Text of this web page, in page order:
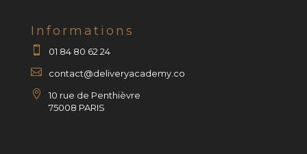
Informations

01 84 80 62 24

contact@deliveryacademy.co

10 rue de Penthièvre
75008 PARIS